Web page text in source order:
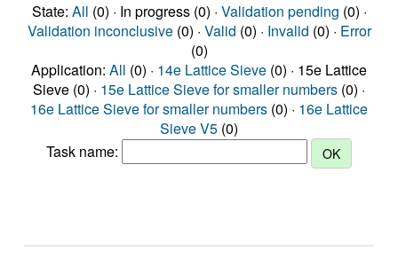
State: All (0) · In progress (0) · Validation pending (0) ·
Validation inconclusive(0) · Valid (0) · Invalid (0) · Error
(0)
Application: All (0) · 14e Lattice Sieve (0) · 15e Lattice
Sieve (0) · 15e Lattice Sieve for smaller numbers (0) ·
16e Lattice Sieve for smaller numbers (0) · 16e Lattice
Sieve V5 (0)
Task name: